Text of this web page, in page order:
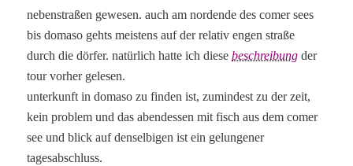
nebenstraßen gewesen. auch am nordende des comer sees
bis domaso gehts meistens auf der relativ engen straße
durch die dörfer. natürlich hatte ich diesebeschreibung der
tour vorher gelesen.
unterkunft in domaso zu finden ist, zumindest zu der zeit,
kein problem und das abendessen mit fisch aus dem comer
see und blick auf denselbigen ist ein gelungener
tagesabschluss.